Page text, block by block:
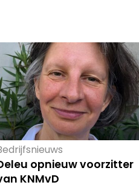
opnieuw voorzitter
KNMvD